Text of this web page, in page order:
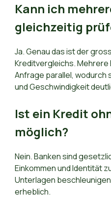
Kann ich
gleichzeitig
Ja. Genau das ist der
Kreditvergleichs. Mehrere
Anfrage parallel, wodurch
und Geschwindigkeit
Ist ein Kredit
möglich?
Nein. Banken sind
Einkommen und Identität
Unterlagen
erheblich.